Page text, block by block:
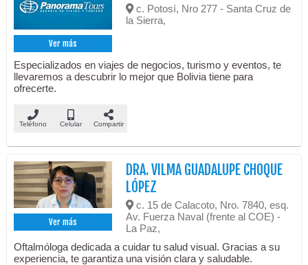
Ver más
c. Potosí, Nro 277 - Santa Cruz de
la Sierra,
Especializados en viajes de negocios, turismo y eventos, te
llevaremos a descubrir lo mejor que Bolivia tiene para
ofrecerte.
Teléfono Celular Compartir
Ver más
DRA. VILMA GUADALUPE CHOQUE
LÓPEZ
c. 15 de Calacoto, Nro. 7840, esq.
Av. Fuerza Naval (frente al COE) -
La Paz,
Oftalmóloga dedicada a cuidar tu salud visual. Gracias a su
experiencia, te garantiza una visión clara y saludable.